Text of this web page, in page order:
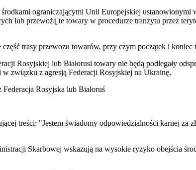
ograniczającymi Unii Europejskiej ustanowionymi
lub przewożą te towary w procedurze tranzytu przez
trasy przewozu towarów, przy czym początek i
Rosyjskiej lub Białorusi towary nie będą podlegały
związku z agresją Federacji Rosyjskiej na Ukrainę,
Rosyjska lub Białoruś
treści: "Jestem świadomy odpowiedzialności karnej za
Skarbowej wskazują na wysokie ryzyko obejścia